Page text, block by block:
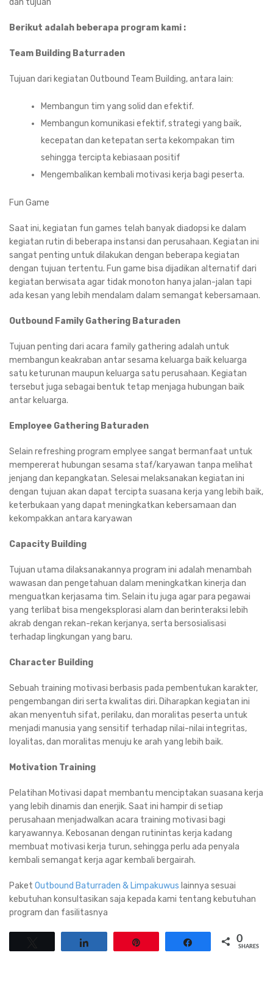
dan tujuan
Berikut adalah beberapa program kami :
Team Building Baturraden
Tujuan dari kegiatan Outbound Team Building, antara lain:
Membangun tim yang solid dan efektif.
Membangun komunikasi efektif, strategi yang baik,
kecepatan dan ketepatan serta kekompakan tim
sehingga tercipta kebiasaan positif
Mengembalikan kembali motivasi kerja bagi peserta.
Fun Game
Saat ini, kegiatan fun games telah banyak diadopsi ke dalam
kegiatan rutin di beberapa instansi dan perusahaan. Kegiatan ini
sangat penting untuk dilakukan dengan beberapa kegiatan
dengan tujuan tertentu. Fun game bisa dijadikan alternatif dari
kegiatan berwisata agar tidak monoton hanya jalan-jalan tapi
ada kesan yang lebih mendalam dalam semangat kebersamaan.
Outbound Family Gathering Baturaden
Tujuan penting dari acara family gathering adalah untuk
membangun keakraban antar sesama keluarga baik keluarga
satu keturunan maupun keluarga satu perusahaan. Kegiatan
tersebut juga sebagai bentuk tetap menjaga hubungan baik
antar keluarga.
Employee Gathering Baturaden
Selain refreshing program emplyee sangat bermanfaat untuk
mempererat hubungan sesama staf/karyawan tanpa melihat
jenjang dan kepangkatan. Selesai melaksanakan kegiatan ini
dengan tujuan akan dapat tercipta suasana kerja yang lebih baik,
keterbukaan yang dapat meningkatkan kebersamaan dan
kekompakkan antara karyawan
Capacity Building
Tujuan utama dilaksanakannya program ini adalah menambah
wawasan dan pengetahuan dalam meningkatkan kinerja dan
menguatkan kerjasama tim. Selain itu juga agar para pegawai
yang terlibat bisa mengeksplorasi alam dan berinteraksi lebih
akrab dengan rekan-rekan kerjanya, serta bersosialisasi
terhadap lingkungan yang baru.
Character Building
Sebuah training motivasi berbasis pada pembentukan karakter,
pengembangan diri serta kwalitas diri. Diharapkan kegiatan ini
akan menyentuh sifat, perilaku, dan moralitas peserta untuk
menjadi manusia yang sensitif terhadap nilai-nilai integritas,
loyalitas, dan moralitas menuju ke arah yang lebih baik.
Motivation Training
Pelatihan Motivasi dapat membantu menciptakan suasana kerja
yang lebih dinamis dan enerjik. Saat ini hampir di setiap
perusahaan menjadwalkan acara training motivasi bagi
karyawannya. Kebosanan dengan rutinintas kerja kadang
membuat motivasi kerja turun, sehingga perlu ada penyala
kembali semangat kerja agar kembali bergairah.
Paket Outbound Baturraden & Limpakuwus lainnya sesuai
kebutuhan konsultasikan saja kepada kami tentang kebutuhan
program dan fasilitasnya
Share 0
SHARES